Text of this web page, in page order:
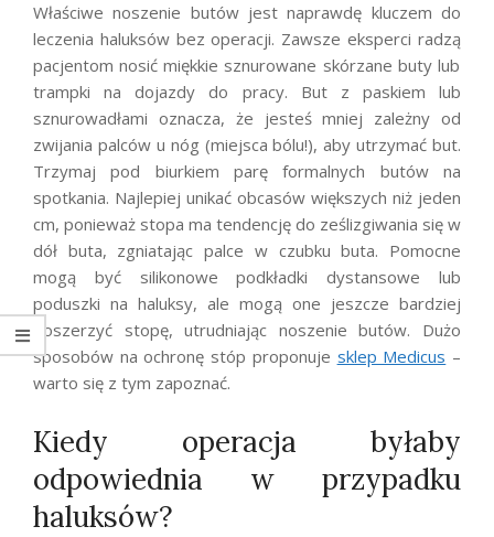
Właściwe noszenie butów jest naprawdę kluczem do
leczenia haluksów bez operacji. Zawszeeksperci radzą
pacjentom nosić miękkie sznurowane skórzane buty lub
trampki na dojazdy do pracy. But z paskiem lub
sznurowadłami oznacza, że ​​jesteś mniej zależny od
zwijania palców u nóg (miejsca bólu!), aby utrzymać but.
Trzymaj pod biurkiem parę formalnych butów na
spotkania. Najlepiej unikać obcasów większych niż jeden
cm, ponieważ stopa ma tendencję do ześlizgiwania się w
dół buta, zgniatając palce w czubku buta. Pomocne
mogą być silikonowe podkładki dystansowe lub
poduszki na haluksy, ale mogą one jeszcze bardziej
poszerzyć stopę, utrudniając noszenie butów. Dużo
sposobów na ochronę stóp proponuje sklep Medicus –
warto się z tym zapoznać.
Kiedy operacja byłaby
odpowiednia w przypadku
haluksów?